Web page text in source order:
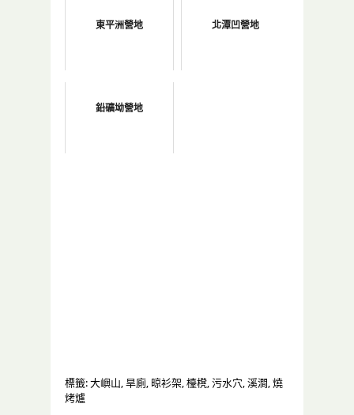
東平洲營地 北潭凹營地
鉛礦坳營地
標籤: 大嶼山, 旱廁, 晾衫架, 檯櫈, 污水穴, 溪澗 , 燒
烤爐